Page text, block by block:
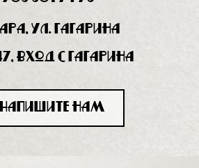
ул. Гагарина
вход с Гагарина
нам